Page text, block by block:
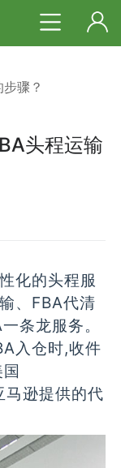
骤？
头程运输
化的头程服
、FBA代清
条龙服务。
入仓时,收件
逊提供的代